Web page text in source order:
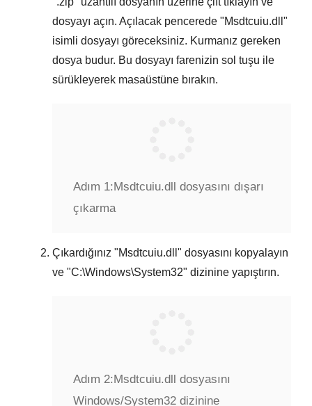
dosyayı açın. Açılacak pencerede "Msdtcuiu.dll "
isimli dosyayı göreceksiniz. Kurmanız gereken
dosya budur. Bu dosyayı farenizin sol tuşu ile
sürükleyerek masaüstüne bırakın.
Adım 1:Msdtcuiu.dll dosyasını dışarı
çıkarma
Çıkardığınız "Msdtcuiu.dll " dosyasını kopyalayın
ve "C:\Windows\System32" dizinine yapıştırın.
Adım 2:Msdtcuiu.dll dosyasını
Windows/System32 dizinine